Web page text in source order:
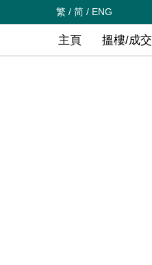
繁 / 简 / ENG
主頁 搵樓/成交